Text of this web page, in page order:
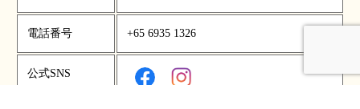
電話番号 +65 6935 1326
公式SNS